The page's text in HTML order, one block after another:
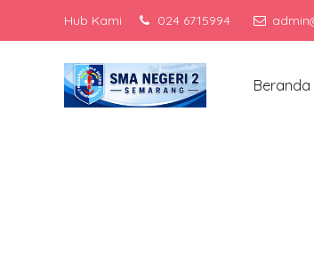
Hub Kami 024 6715994
Beranda